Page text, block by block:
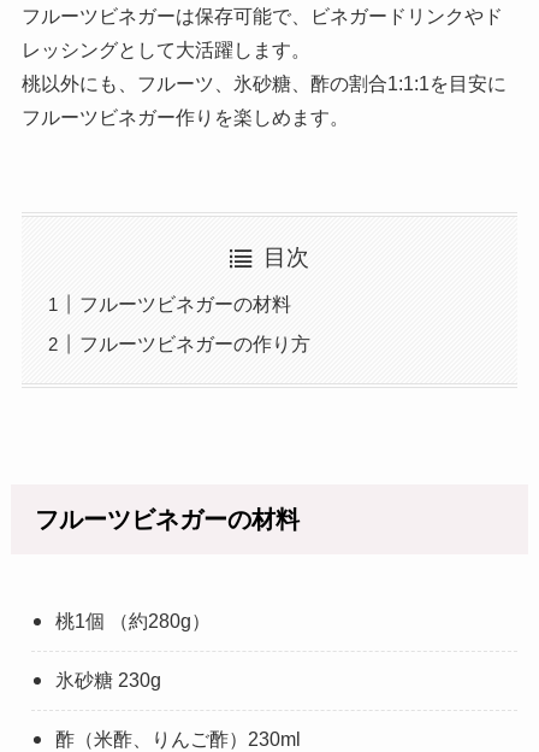
フルーツビネガーは保存可能で、ビネガードリンクやド
レッシングとして大活躍します。
桃以外にも、フルーツ、氷砂糖、酢の割合1:1:1を目安に
フルーツビネガー作りを楽しめます。
目次
フルーツビネガーの材料
フルーツビネガーの作り方
フルーツビネガーの材料
桃1個 （約280g）
氷砂糖 230g
酢（米酢、りんご酢）230ml